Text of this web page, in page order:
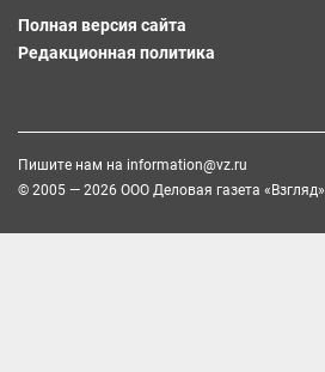
Полная версия сайта
Редакционная политика
Пишите нам на information@vz.ru
© 2005 — 2026 ООО Деловая газета «Взгляд»